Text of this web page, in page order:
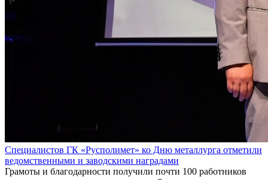
Специалистов ГК «Русполимет» ко Дню металлурга отметили
ведомственными и заводскими наградами
Грамоты и благодарности получили почти 100 работников